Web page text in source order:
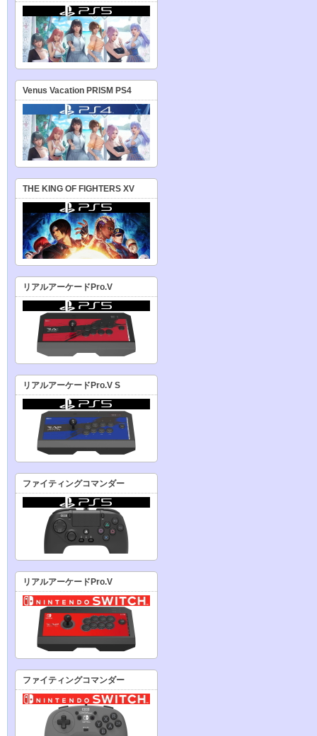
Venus Vacation PRISM PS4
THE KING OF FIGHTERS XV
リアルアーケードPro.V
リアルアーケードPro.V S
ファイティングコマンダー
リアルアーケードPro.V
ファイティングコマンダー